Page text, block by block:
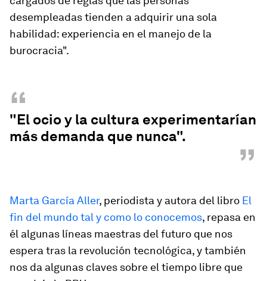
desempleadas tienden a adquirir una sola
habilidad: experiencia en el manejo de la
burocracia".
“
"El ocio y la cultura experimentarían
más demanda que nunca".
”
Marta García Aller, periodista y autora del libro El
fin del mundo tal y como lo conocemos, repasa en
él algunas líneas maestras del futuro que nos
espera tras la revolución tecnológica, y también
nos da algunas claves sobre el tiempo libre que